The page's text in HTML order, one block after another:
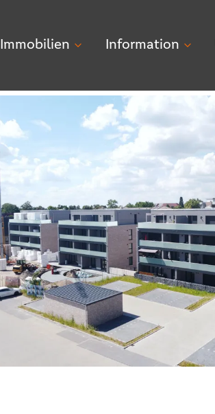
Immobilien Information